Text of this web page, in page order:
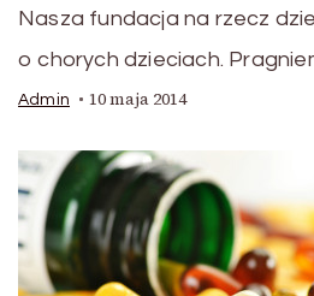
Nasza fundacja na rzecz
o chorych dzieciach.
Admin 10 maja 2014